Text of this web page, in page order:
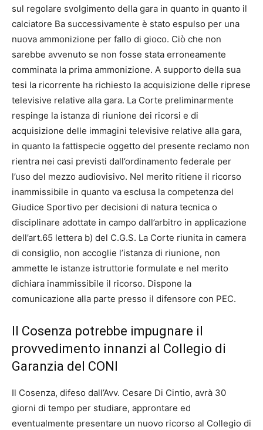
sul regolare svolgimento della gara in quanto in quanto il
calciatore Ba successivamente è stato espulso per una
nuova ammonizione per fallo di gioco. Ciò che non
sarebbe avvenuto se non fosse stata erroneamente
comminata la prima ammonizione. A supporto della sua
tesi la ricorrente ha richiesto la acquisizione delle riprese
televisive relative alla gara. La Corte preliminarmente
respinge la istanza di riunione dei ricorsi e di
acquisizione delle immagini televisive relative alla gara,
in quanto la fattispecie oggetto del presente reclamo non
rientra nei casi previsti dall’ordinamento federale per
l’uso del mezzo audiovisivo. Nel merito ritiene il ricorso
inammissibile in quanto va esclusa la competenza del
Giudice Sportivo per decisioni di natura tecnica o
disciplinare adottate in campo dall’arbitro in applicazione
dell’art.65 lettera b) del C.G.S. La Corte riunita in camera
di consiglio, non accoglie l’istanza di riunione, non
ammette le istanze istruttorie formulate e nel merito
dichiara inammissibile il ricorso. Dispone la
comunicazione alla parte presso il difensore con PEC.
Il Cosenza potrebbe impugnare il
provvedimento innanzi al Collegio di
Garanzia del CONI
Il Cosenza, difeso dall’Avv. Cesare Di Cintio, avrà 30
giorni di tempo per studiare, approntare ed
eventualmente presentare un nuovo ricorso al Collegio di